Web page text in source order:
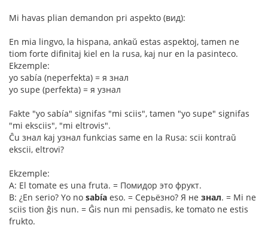
Mi havas plian demandon pri aspekto (вид):
En mia lingvo, la hispana, ankaŭ estas aspektoj, tamen ne
tiom forte difinitaj kiel en la rusa, kaj nur en la pasinteco.
Ekzemple:
yo sabía (neperfekta) = я знал
yo supe (perfekta) = я узнал
Fakte "yo sabía" signifas "mi sciis", tamen "yo supe" signifas
"mi eksciis", "mi eltrovis".
Ĉu знал kaj узнал funkcias same en la Rusa: scii kontraŭ
ekscii, eltrovi?
Ekzemple:
A: El tomate es una fruta. = Помидор это фрукт.
B: ¿En serio? Yo no sabía eso. = Серьёзно? Я не знал. = Mi ne
sciis tion ĝis nun. = Ĝis nun mi pensadis, ke tomato ne estis
frukto.